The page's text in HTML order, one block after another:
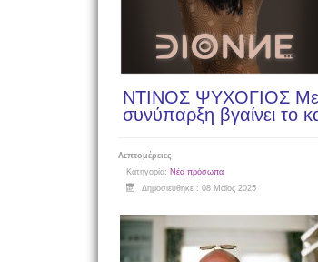
NTINOΣ ΨΥΧΟΓΙΟΣ Με
συνύπαρξη βγαίνει το
Λεπτομέρειες
Κατηγορία: Νέα πρόσωπα
Δημοσιεύθηκε : 08 Μαϊος 2025